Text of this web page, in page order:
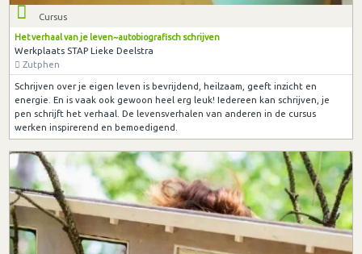
Cursus
Het verhaal van je leven~autobiografisch schrijven
Werkplaats STAP Lieke Deelstra
Zutphen
Schrijven over je eigen leven is bevrijdend, heilzaam, geeft inzicht en
energie. En is vaak ook gewoon heel erg leuk! Iedereen kan schrijven, je
pen schrijft het verhaal. De levensverhalen van anderen in de cursus
werken inspirerend en bemoedigend.